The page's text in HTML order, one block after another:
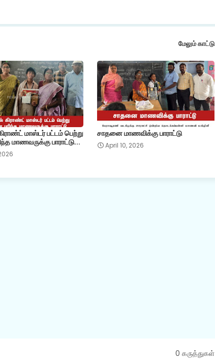
மேலும் காட்டு
மாஸ்டர் பட்டம் பெற்று
மாணவருக்கு பாராட்டு...
சாதனை மாணவிக்கு பாராட்டு
April 10, 2026
0 கருத்துகள்